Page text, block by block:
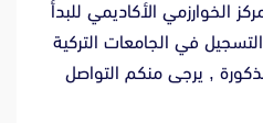
الخوارزمي الأكاديمي للبدأ
في الجامعات التركية
, يرجى منكم التواصل